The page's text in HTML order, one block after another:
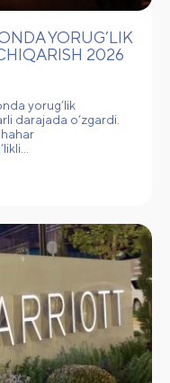
YORUG’LIK
2026
yorug‘lik
darajada o‘zgardi.